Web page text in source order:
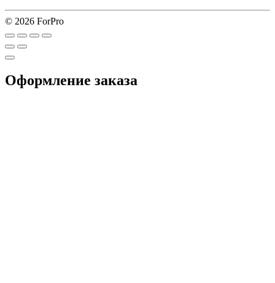
© 2026 ForPro
Оформление заказа